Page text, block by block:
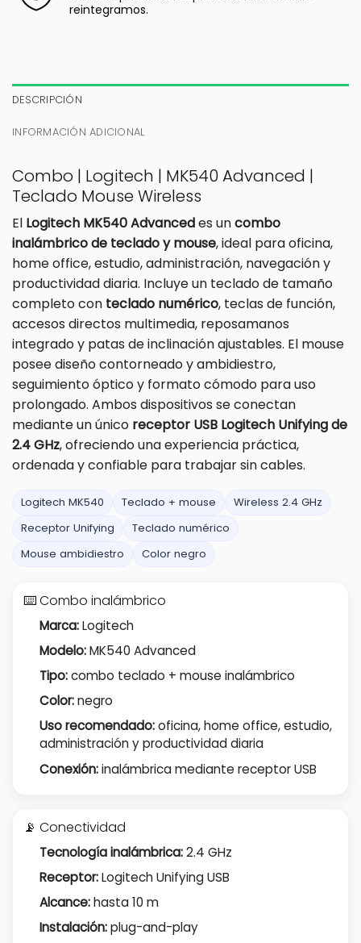
reintegramos.
DESCRIPCIÓN
INFORMACIÓN ADICIONAL
Combo | Logitech | MK540 Advanced |
Teclado Mouse Wireless
El Logitech MK540 Advancedes uncombo
inalámbrico de teclado y mouse, ideal para oficina,
home office, estudio, administración, navegación y
productividad diaria. Incluye un teclado de tamaño
completo con teclado numérico, teclas de función,
accesos directos multimedia, reposamanos
integrado y patas de inclinación ajustables. El mouse
posee diseño contorneado y ambidiestro,
seguimiento óptico y formato cómodo para uso
prolongado. Ambos dispositivos se conectan
mediante un único receptor USB Logitech Unifying de
2.4 GHz, ofreciendo una experiencia práctica,
ordenada y confiable para trabajar sin cables.
Logitech MK540 Teclado + mouse
Wireless 2.4 GHz
Receptor Unifying
Teclado numérico
Mouse ambidiestro
Color negro
⌨️ Combo inalámbrico
Marca:Logitech
Modelo:MK540 Advanced
Tipo:combo teclado + mouse inalámbrico
Color:negro
Uso recomendado:oficina, home office, estudio,
administración y productividad diaria
Conexión:inalámbrica mediante receptor USB
📡 Conectividad
Tecnología inalámbrica:2.4 GHz
Receptor:Logitech Unifying USB
Alcance:hasta 10 m
Instalación:plug-and-play